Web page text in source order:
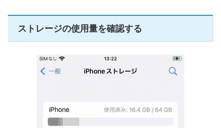
ストレージの使用量を確認する